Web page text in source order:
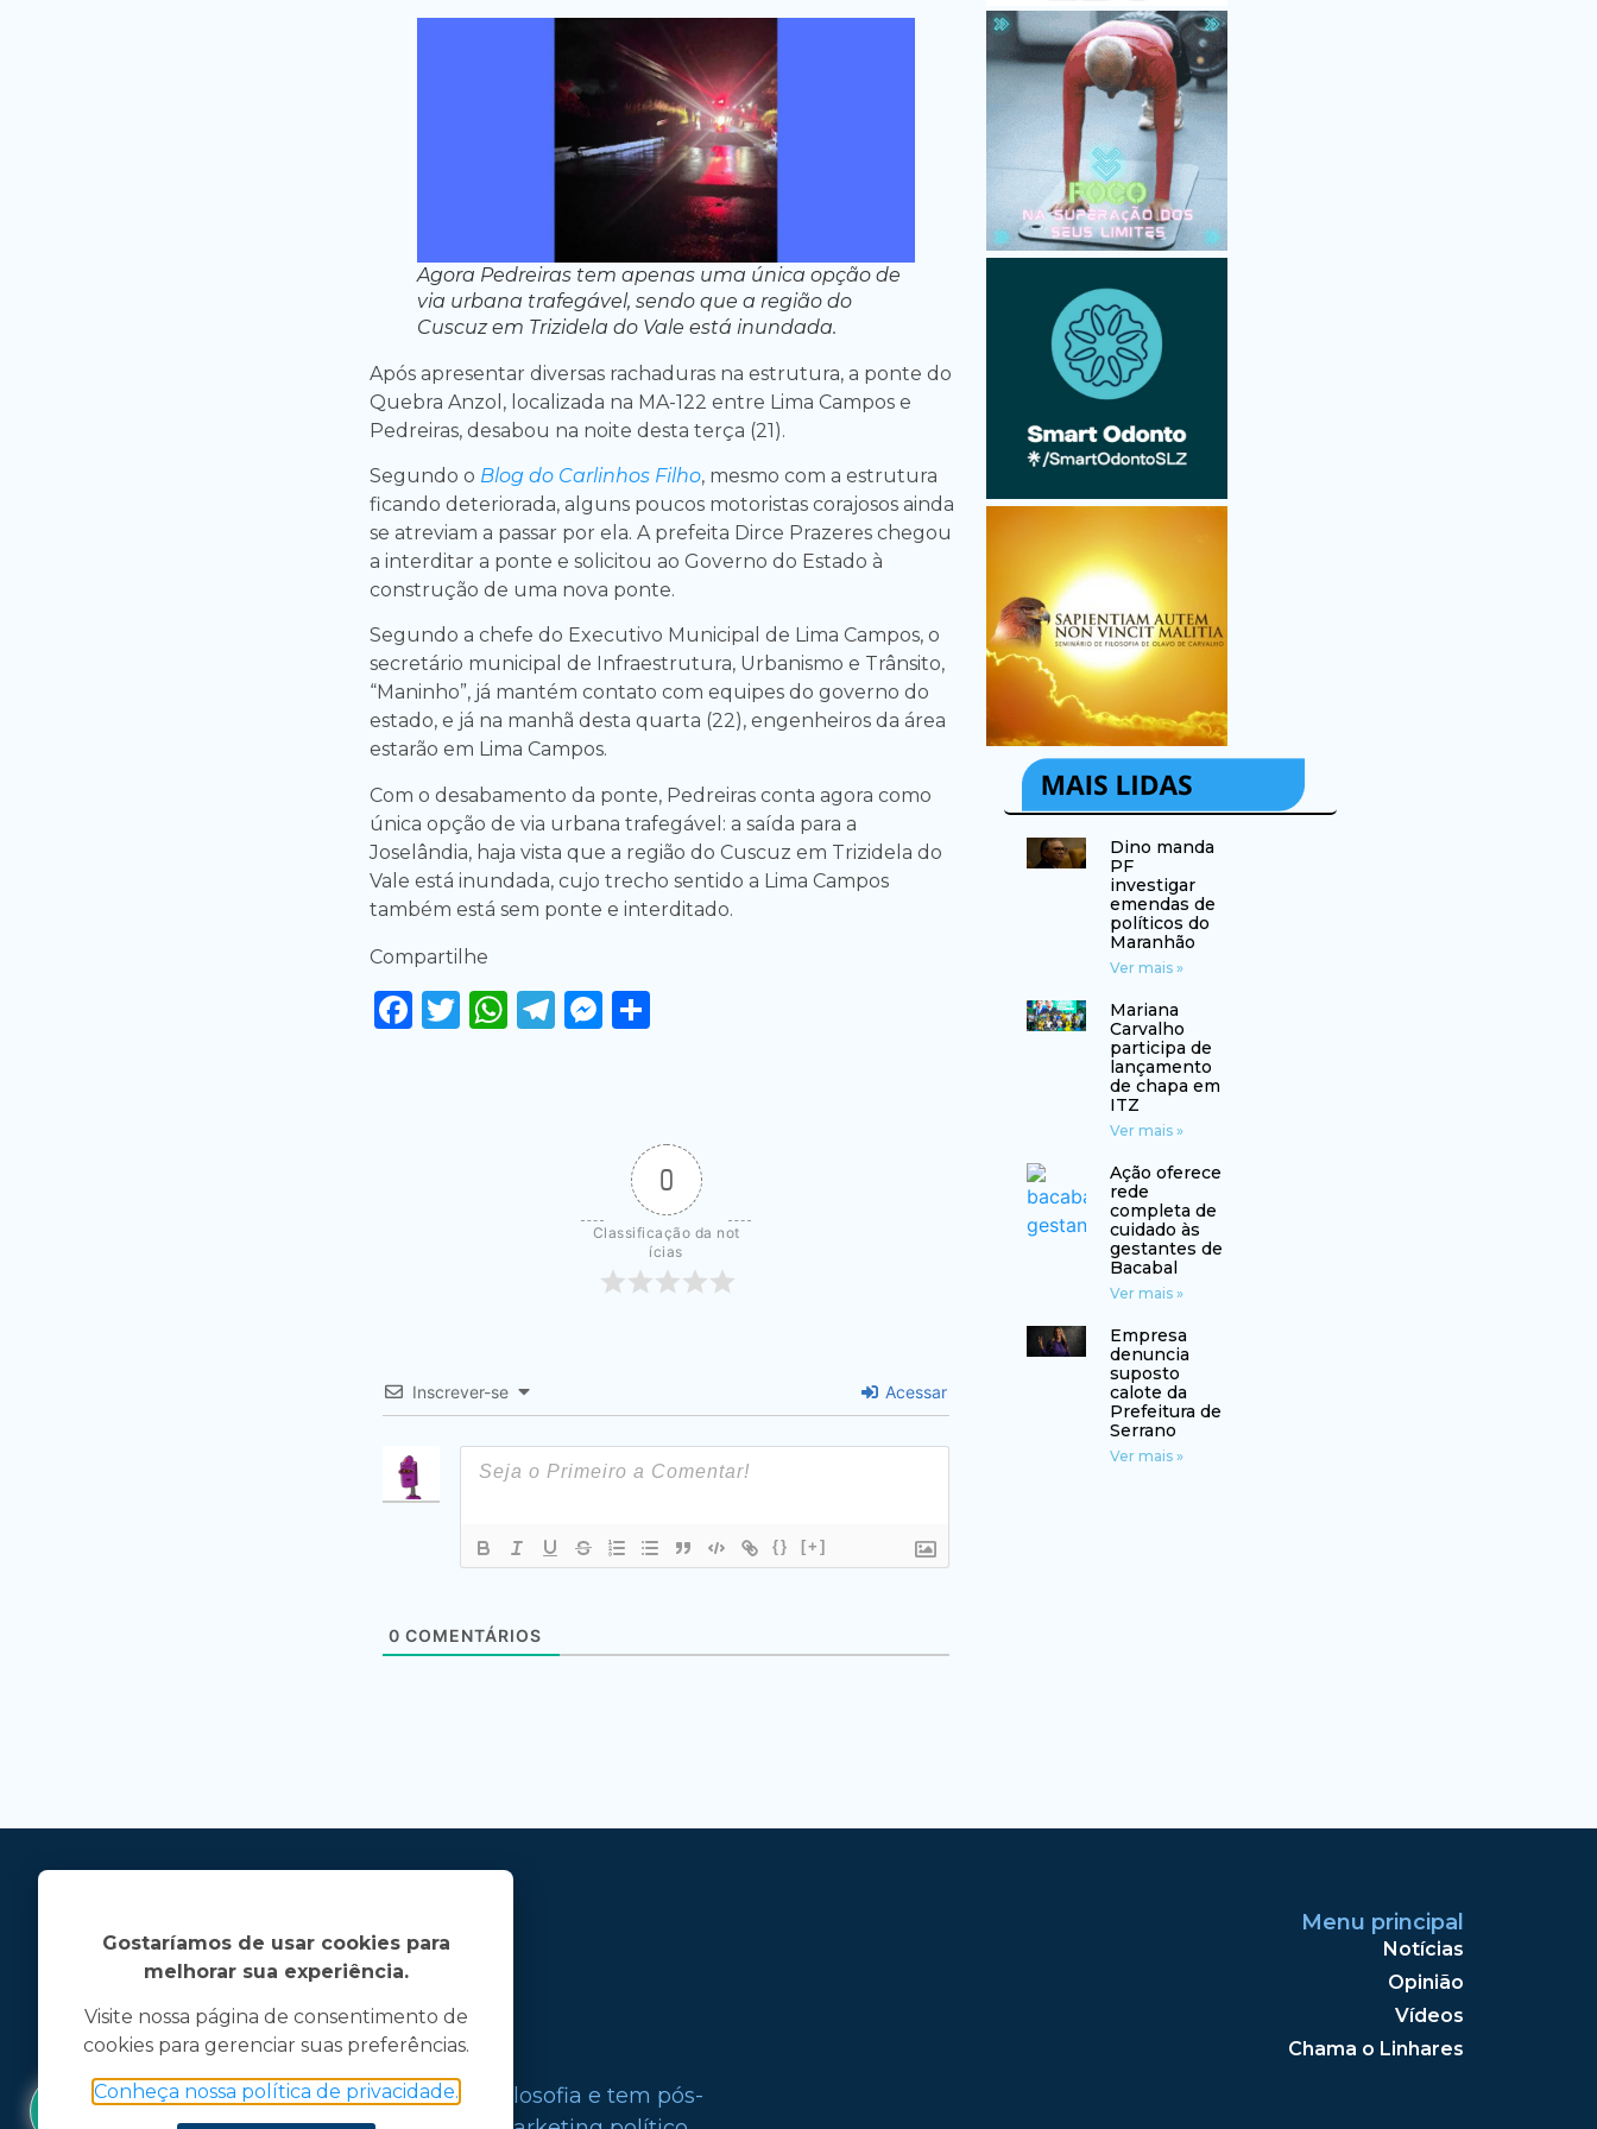
Agora Pedreiras tem apenas uma única opção de
via urbana trafegável, sendo que a região do
Cuscuz em Trizidela do Vale está inundada.
Após apresentar diversas rachaduras na estrutura, a ponte do
Quebra Anzol, localizada na MA-122 entre Lima Campos e
Pedreiras, desabou na noite desta terça (21).
Segundo o Blog do Carlinhos Filho, mesmo com a estrutura
ficando deteriorada, alguns poucos motoristas corajosos ainda
se atreviam a passar por ela. A prefeita Dirce Prazeres chegou
a interditar a ponte e solicitou ao Governo do Estado à
construção de uma nova ponte.
Segundo a chefe do Executivo Municipal de Lima Campos, o
secretário municipal de Infraestrutura, Urbanismo e Trânsito,
“Maninho”, já mantém contato com equipes do governo do
estado, e já na manhã desta quarta (22), engenheiros da área
estarão em Lima Campos.
Com o desabamento da ponte, Pedreiras conta agora como
única opção de via urbana trafegável: a saída para a
Joselândia, haja vista que a região do Cuscuz em Trizidela do
Vale está inundada, cujo trecho sentido a Lima Campos
também está sem ponte e interditado.
Compartilhe
Facebook
Twitter
WhatsApp
Telegram
Messenger
0
Classificação da not
ícias
Inscrever-se Acessar
{} [+]
0 COMENTÁRIOS
Dino manda
PF
investigar
emendas de
políticos do
Maranhão
Ver mais »
Mariana
Carvalho
participa de
lançamento
de chapa em
ITZ
Ver mais »
Ação oferece
rede
completa de
cuidado às
gestantes de
Bacabal
Ver mais »
Empresa
denuncia
suposto
calote da
Prefeitura de
Serrano
Ver mais »
Jose Linhares Jr é maranhense.
Formado em Jornalismo, estudou filosofia e tem pós-
Menu principal
Notícias
Opinião
Vídeos
Chama o Linhares
Gostaríamos de usar cookies para
melhorar sua experiência.
Visite nossa página de consentimento de
cookies para gerenciar suas preferências.
Conheça nossa política de privacidade.